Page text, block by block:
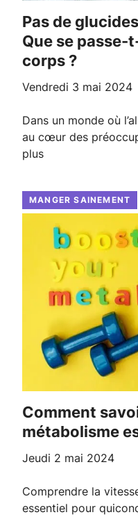
Pas de glucides pendant 14 jours – ;
Que se passe-
corps ?
vendredi 3 mai 2024
Dans un monde où
au cœur des
plus
MANGER SAINEMENT
Comment savoir si votre
métabolisme
jeudi 2 mai 2024
Comprendre la
essentiel pour